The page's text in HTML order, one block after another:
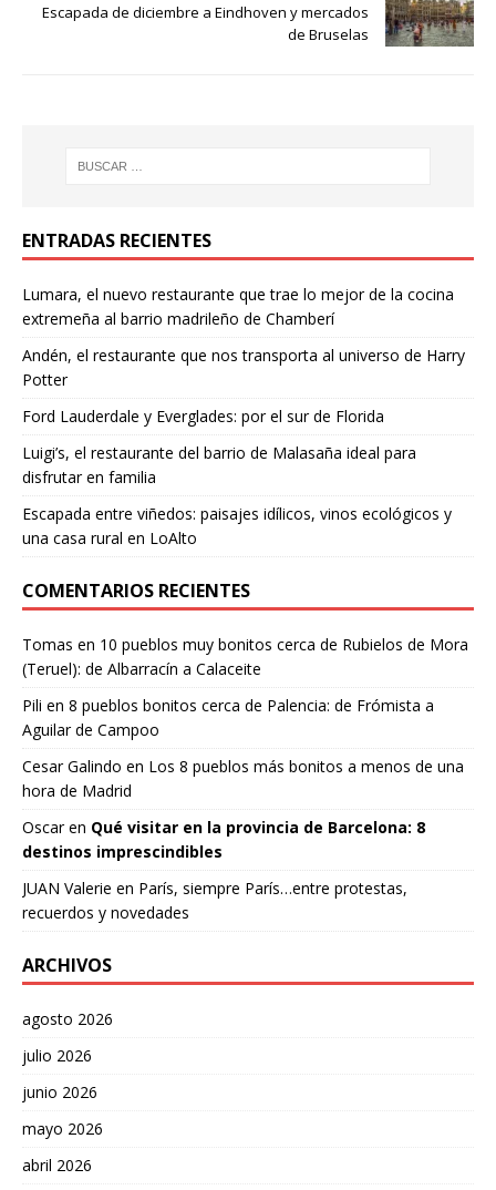
Escapada de diciembre a Eindhoven y mercados
de Bruselas
ENTRADAS RECIENTES
Lumara, el nuevo restaurante que trae lo mejor de la cocina
extremeña al barrio madrileño de Chamberí
Andén, el restaurante que nos transporta al universo de Harry
Potter
Ford Lauderdale y Everglades: por el sur de Florida
Luigi’s, el restaurante del barrio de Malasaña ideal para
disfrutar en familia
Escapada entre viñedos: paisajes idílicos, vinos ecológicos y
una casa rural en LoAlto
COMENTARIOS RECIENTES
Tomas en 10 pueblos muy bonitos cerca de Rubielos de Mora
(Teruel): de Albarracín a Calaceite
Pili en 8 pueblos bonitos cerca de Palencia: de Frómista a
Aguilar de Campoo
Cesar Galindo en Los 8 pueblos más bonitos a menos de una
hora de Madrid
Oscaren Qué visitar en la provincia de Barcelona: 8
destinos imprescindibles
JUAN Valerie en París, siempre París…entre protestas,
recuerdos y novedades
ARCHIVOS
agosto 2026
julio 2026
junio 2026
mayo 2026
abril 2026